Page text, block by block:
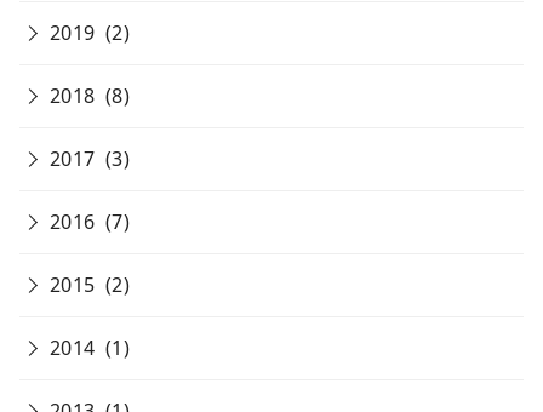
2019 (2)
2018 (8)
2017 (3)
2016 (7)
2015 (2)
2014 (1)